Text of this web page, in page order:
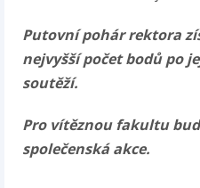
Putovní pohár rektora
nejvyšší počet bodů po
soutěží.
Pro vítěznou fakultu
společenská akce.